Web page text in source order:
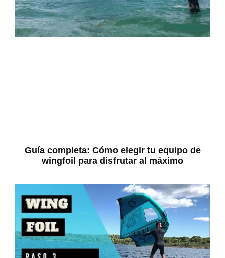
Guía completa: Cómo elegir tu equipo de
wingfoil para disfrutar al máximo